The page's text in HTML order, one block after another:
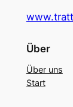
Über
Über uns
Start